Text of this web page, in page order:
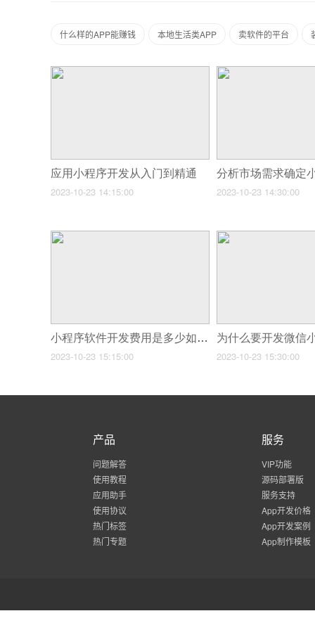
什么样的APP能赚钱 本地生活类APP 卖软件的平台
应用小程序开发从入门到精通
2023-10-23 14:15:00 2023-10-23 14:30:00
小程序软件开发费用是多少如何节省成本？
2023-10-23 15:15:00
为什么要开发微信
2023-10-23 15:30:00
产品
问题解答
使用教程
应用助手
使用协议
热门标签
热门专题
服务
VIP功能
源码部署版
服务支持
App开发价格
App开发案例
App制作模板